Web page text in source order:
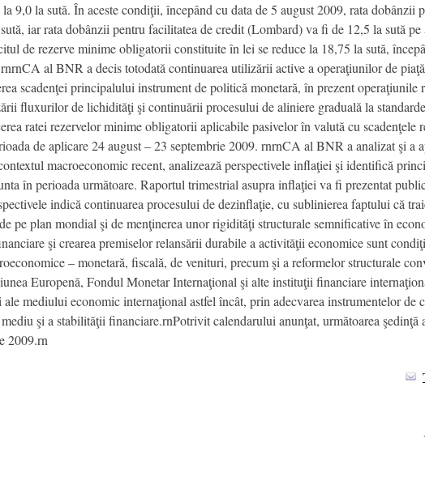
9,0 la sută. În aceste condiţii, începând cu data de 5 august 2009, rata dobânzii
iar rata dobânzii pentru facilitatea de credit (Lombard) va fi de 12,5 la sută pe
de rezerve minime obligatorii constituite în lei se reduce la 18,75 la sută,
al BNR a decis totodată continuarea utilizării active a operaţiunilor de
scadenţei principalului instrument de politică monetară, în prezent operaţiunile
fluxurilor de lichidităţi şi continuării procesului de aliniere graduală la
ratei rezervelor minime obligatorii aplicabile pasivelor în valută cu scadenţele
de aplicare 24 august – 23 septembrie 2009. rnrnCA al BNR a analizat şi a
macroeconomic recent, analizează perspectivele inflaţiei şi identifică
în perioada următoare. Raportul trimestrial asupra inflaţiei va fi prezentat
indică continuarea procesului de dezinflaţie, cu sublinierea faptului că
pe plan mondial şi de menţinerea unor rigidităţi structurale semnificative în
şi crearea premiselor relansării durabile a activităţii economice sunt
– monetară, fiscală, de venituri, precum şi a reformelor structurale
Europenă, Fondul Monetar Internaţional şi alte instituţii financiare
mediului economic internaţional astfel încât, prin adecvarea instrumentelor de
şi a stabilităţii financiare.rnPotrivit calendarului anunţat, următoarea
2009.rn